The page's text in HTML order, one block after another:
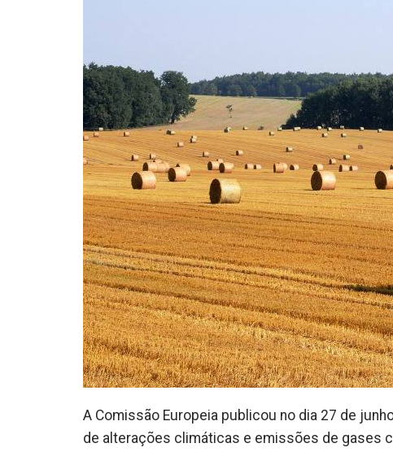
A Comissão Europeia publicou no dia 27 de
de alterações climáticas e emissões de gases